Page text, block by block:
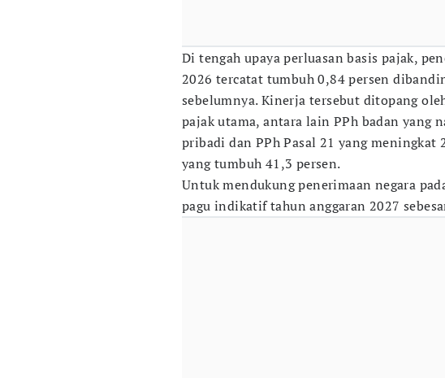
Di tengah upaya perluasan basis pajak,
2026 tercatat tumbuh 0,84 persen
sebelumnya. Kinerja tersebut ditopang
pajak utama, antara lain PPh badan yang
pribadi dan PPh Pasal 21 yang meningkat
yang tumbuh 41,3 persen.
Untuk mendukung penerimaan negara
pagu indikatif tahun anggaran 2027